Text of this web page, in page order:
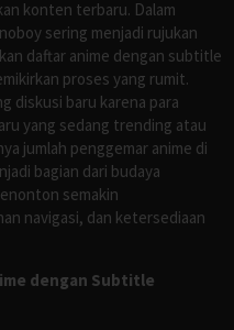
konten terbaru. Dalam
sering menjadi rujukan
daftar anime dengan subtitle
proses yang rumit.
diskusi baru karena para
yang sedang trending atau
jumlah penggemar anime di
bagian dari budaya
semakin
navigasi, dan ketersediaan
dengan Subtitle